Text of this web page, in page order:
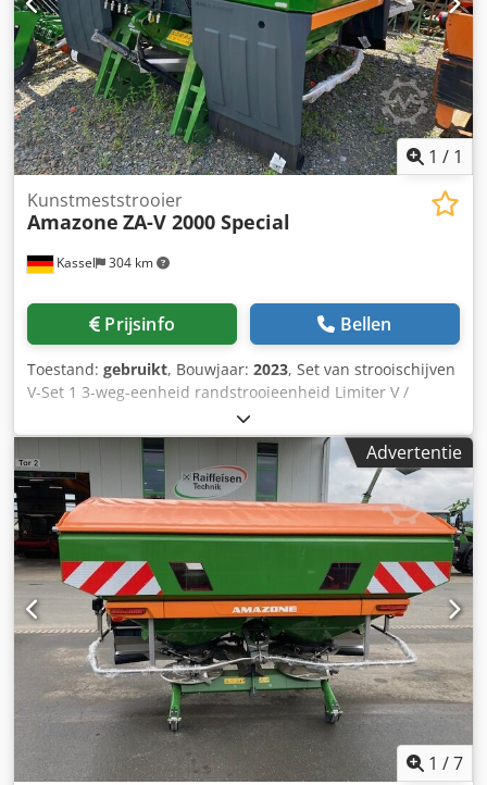
1 / 1
Kassel 304 km
Kunstmeststrooier
Amazone ZA-V 2000 Special
Prijsinfo Bellen
Toestand: gebruikt, Bouwjaar: 2023, Set van strooischijven
V-Set 1 3-weg-eenheid randstrooieenheid Limiter V /
buisbeschermer S / afrolinrichting steekbaar / strooiwerk
ZA-V / opzetbak S / 2000 cardanas met slipkoppeling /
inbouwonderdelen voor ZA-basismachines / vuilvanger S /
LED-verlichting Chedpot Dwh Rsfx Aptsa
Advertentie
1 /7